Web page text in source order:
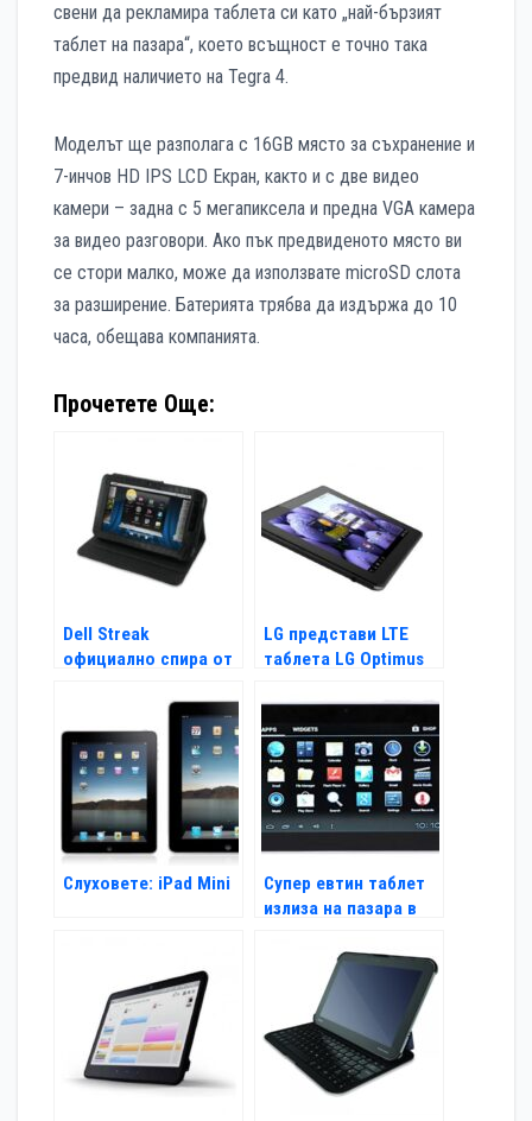
свени да рекламира таблета си като „най-бързият
таблет на пазара“, което всъщност е точно така
предвид наличието на Tegra 4.
Моделът ще разполага с 16GB място за съхранение и
7-инчов HD IPS LCD Екран, както и с две видео
камери – задна с 5 мегапиксела и предна VGA камера
за видео разговори. Ако пък предвиденото място ви
се стори малко, може да използвате microSD слота
за разширение. Батерията трябва да издържа до 10
часа, обещава компанията.
Прочетете Още:
Dell Streak
официално спира от
LG представи LTE
таблета LG Optimus
Слуховете: iPad Mini
Супер евтин таблет
излиза на пазара в